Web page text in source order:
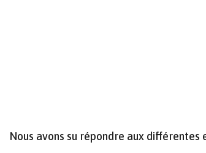
Nous avons su répondre aux